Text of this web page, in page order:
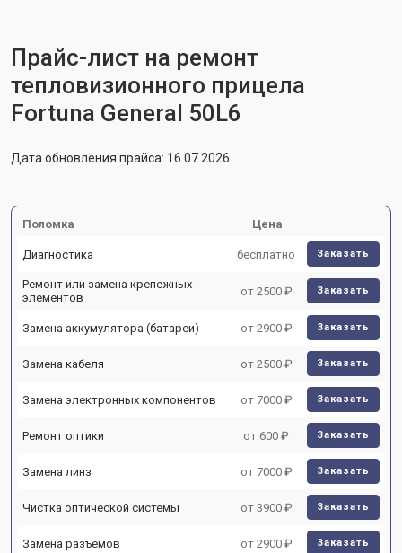
Прайс-лист на ремонт
тепловизионного прицела
Fortuna General 50L6
Дата обновления прайса: 16.07.2026
Поломка Цена
Диагностика бесплатно Заказать
Ремонт или замена крепежных
элементов
от 2500 ₽ Заказать
Замена аккумулятора (батареи) от 2900 ₽ Заказать
Замена кабеля от 2500 ₽ Заказать
Замена электронных компонентов от 7000 ₽ Заказать
Ремонт оптики от 600 ₽ Заказать
Замена линз от 7000 ₽ Заказать
Чистка оптической системы от 3900 ₽ Заказать
Замена разъемов от 2900 ₽ Заказать